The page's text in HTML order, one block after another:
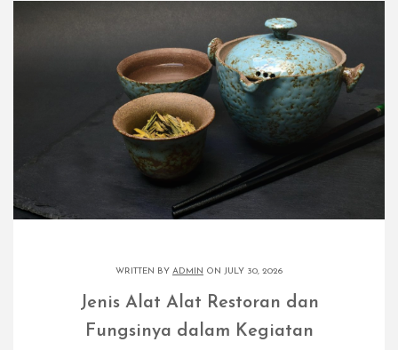
WRITTEN BY ADMIN ON JULY 30, 2026
Jenis Alat Alat Restoran dan
Fungsinya dalam Kegiatan